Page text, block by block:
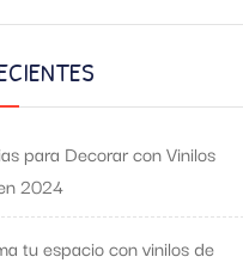
para Decorar con Vinilos
2024
tu espacio con vinilos de